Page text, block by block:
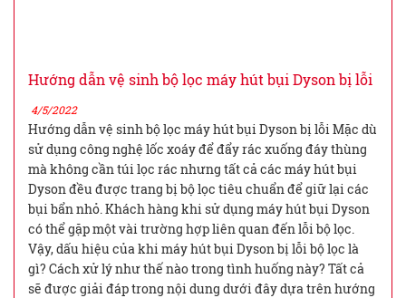
Hướng dẫn vệ sinh bộ lọc máy hút bụi Dyson bị lỗi
4/5/2022
Hướng dẫn vệ sinh bộ lọc máy hút bụi Dyson bị lỗi Mặc dù
sử dụng công nghệ lốc xoáy để đẩy rác xuống đáy thùng
mà không cần túi lọc rác nhưng tất cả các máy hút bụi
Dyson đều được trang bị bộ lọc tiêu chuẩn để giữ lại các
bụi bẩn nhỏ. Khách hàng khi sử dụng máy hút bụi Dyson
có thể gặp một vài trường hợp liên quan đến lỗi bộ lọc.
Vậy, dấu hiệu của khi máy hút bụi Dyson bị lỗi bộ lọc là
gì? Cách xử lý như thế nào trong tình huống này? Tất cả
sẽ được giải đáp trong nội dung dưới đây dựa trên hướng